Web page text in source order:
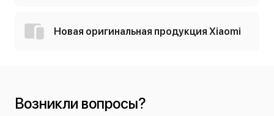
Новая оригинальная продукция Xiaomi
Возникли вопросы?